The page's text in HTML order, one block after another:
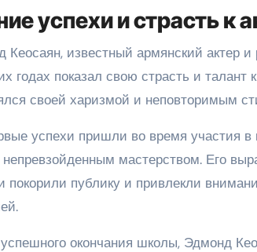
успехи и страсть к
Кеосаян, известный армянский актер
годах показал свою страсть и
своей харизмой и неповторимым
успехи пришли во время участия
мастерством. Его
покорили публику и привлекли
окончания школы, Эдмонд